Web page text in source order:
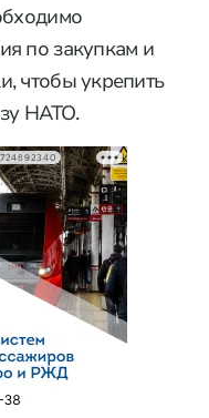
по закупкам и
чтобы укрепить
НАТО.